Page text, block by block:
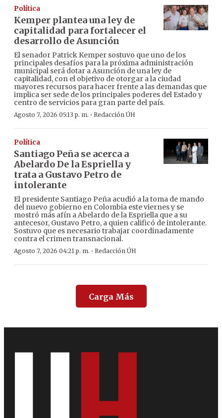
Política
Kemper plantea una ley de
capitalidad para fortalecer el
desarrollo de Asunción
El senador Patrick Kemper sostuvo que uno de los
principales desafíos para la próxima administración
municipal será dotar a Asunción de una ley de
capitalidad, con el objetivo de otorgar a la ciudad
mayores recursos para hacer frente a las demandas que
implica ser sede de los principales poderes del Estado y
centro de servicios para gran parte del país.
Agosto 7, 2026 05:13 p. m. · Redacción ÚH
Política
Santiago Peña se acerca a
Abelardo De la Espriella y
trata a Gustavo Petro de
intolerante
El presidente Santiago Peña acudió a la toma de mando
del nuevo gobierno en Colombia este viernes y se
mostró más afín a Abelardo de la Espriella que a su
antecesor, Gustavo Petro, a quien calificó de intolerante.
Sostuvo que es necesario trabajar coordinadamente
contra el crimen transnacional.
Agosto 7, 2026 04:21 p. m. · Redacción ÚH
Carga Más